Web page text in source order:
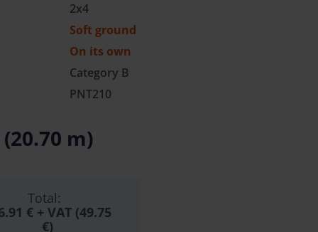
2x4
Soft ground
On its own
Category B
PNT210
m)
Total:
€+ VAT (49.75
€)